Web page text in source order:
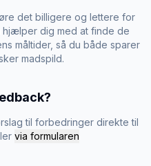
det billigere og lettere for
hjælper dig med at finde de
måltider, så du både sparer
madspild.
til forbedringer direkte til
via formularen